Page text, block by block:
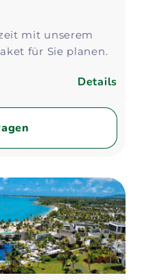
mit unserem
für Sie planen.
Details